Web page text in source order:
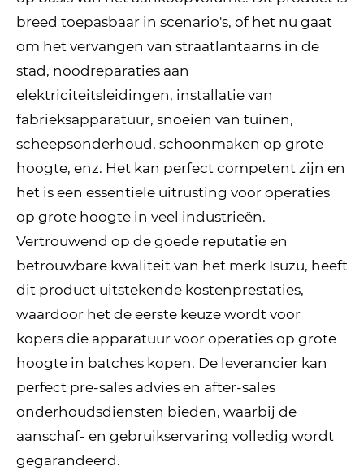
breed toepasbaar in scenario's, of het nu gaat
om het vervangen van straatlantaarns in de
stad, noodreparaties aan
elektriciteitsleidingen, installatie van
fabrieksapparatuur, snoeien van tuinen,
scheepsonderhoud, schoonmaken op grote
hoogte, enz. Het kan perfect competent zijn en
het is een essentiële uitrusting voor operaties
op grote hoogte in veel industrieën.
Vertrouwend op de goede reputatie en
betrouwbare kwaliteit van het merk Isuzu, heeft
dit product uitstekende kostenprestaties,
waardoor het de eerste keuze wordt voor
kopers die apparatuur voor operaties op grote
hoogte in batches kopen. De leverancier kan
perfect pre-sales advies en after-sales
onderhoudsdiensten bieden, waarbij de
aanschaf- en gebruikservaring volledig wordt
gegarandeerd.